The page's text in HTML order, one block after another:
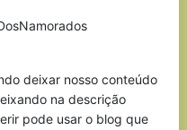
deixar nosso conteúdo
na descrição
pode usar o blog que